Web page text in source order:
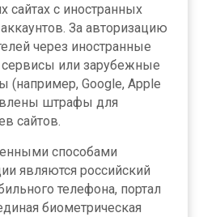
сайтах с иностранных
За авторизацию
через иностранные
или зарубежные
(например, Google, Apple
штрафы для
сайтов.
способами
являются российский
телефона, портал
биометрическая